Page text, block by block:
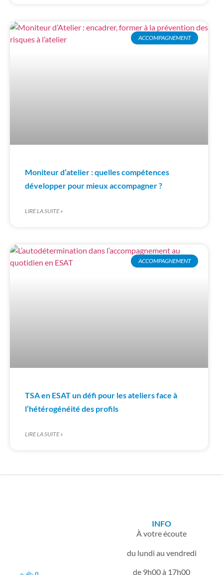
ACCOMPAGNEMENT
Moniteur d’atelier : quelles compétences
développer pour mieux accompagner ?
LIRE LA SUITE »
ACCOMPAGNEMENT
TSA en ESAT un défi pour les ateliers face à
l’hétérogénéité des profils
LIRE LA SUITE »
INFO
À votre écoute
du lundi au vendredi
de 9h00 à 17h00